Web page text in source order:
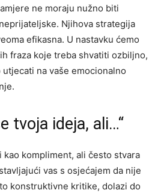
ne moraju nužno biti
Njihova strategija
efikasna. U nastavku ćemo
fraza koje treba shvatiti ozbiljno,
na vaše emocionalno
tvoja ideja, ali…“
kao kompliment, ali često stvara
vas s osjećajem da nije
konstruktivne kritike, dolazi do